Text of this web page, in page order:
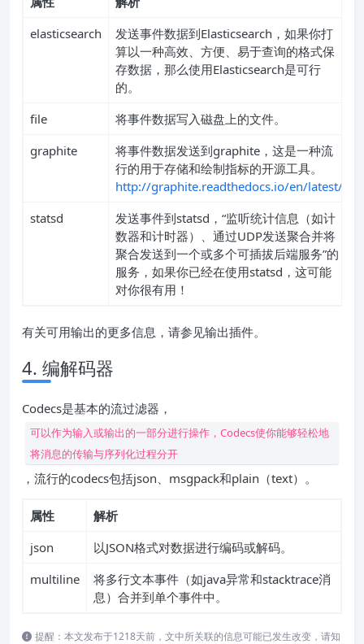
elasticsearch
发送事件数据到Elasticsearch，如果你打
算以一种高效、方便、易于查询的格式保
存数据，那么使用Elasticsearch是可行
的。
file
将事件数据写入磁盘上的文件。
graphite
将事件数据发送到graphite，这是一种流
行的用于存储和绘制指标的开源工具。
http://graphite.readthedocs.io/en/latest/
statsd
发送事件到statsd，“监听统计信息（如计
数器和计时器）、通过UDP发送聚合并将
聚合发送到一个或多个可插拔后端服务”的
服务，如果你已经在使用statsd，这可能
对你很有用！
有关可用输出的更多信息，请参见输出插件。
4. 编解码器
Codecs是基本的流过滤器，
可以作为输入或输出的一部分进行操作，Codecs使你能够轻松地
将消息的传输与序列化过程分开
，流行的codecs包括json、msgpack和plain（text）。
属性
解析
json
以JSON格式对数据进行编码或解码。
multiline
将多行文本事件（如java异常和stacktrace消
息）合并到单个事件中。
提醒：本文发布于1218天前，文中所关联的信息可能已发生改变，请知